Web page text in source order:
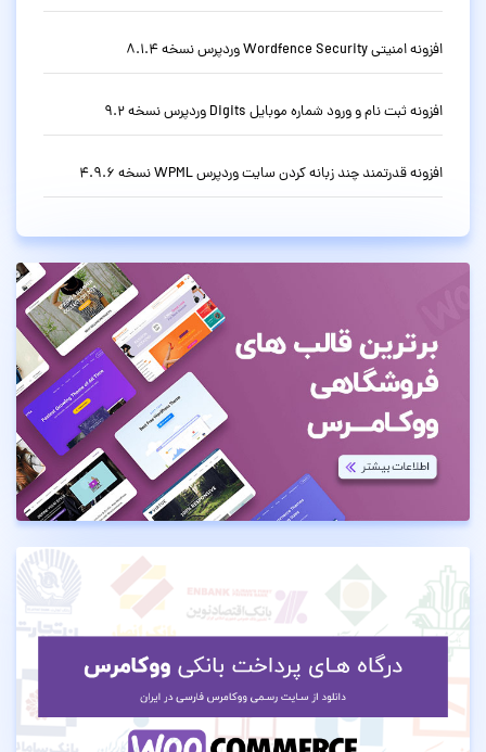
افزونه امنیتی Wordfence Security وردپرس نسخه 8.1.4
افزونه ثبت نام و ورود شماره موبایل Digits وردپرس نسخه 9.2
افزونه قدرتمند چند زبانه کردن سایت وردپرس WPML نسخه 4.9.6